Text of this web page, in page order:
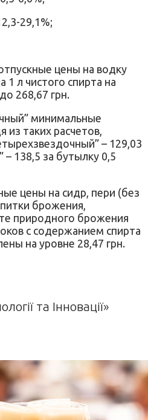
29,1%;
цены на водку
1 л чистого спирта на
268,67 грн.
минимальные
из таких расчетов,
– 129,03
– 138,5 за бутылку 0,5
цены на сидр, пери (без
брожения,
природного брожения
с содержанием спирта
на уровне 28,47 грн.
та Інновації»